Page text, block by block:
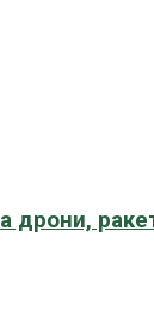
дрони,